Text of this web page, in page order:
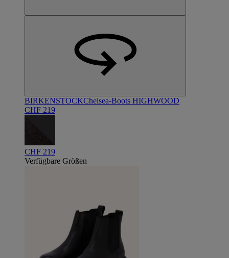
BIRKENSTOCKChelsea-Boots HIGHWOOD
CHF 219
CHF 219
Verfügbare Größen